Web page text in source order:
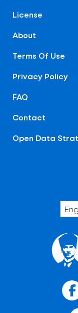
License
About
Terms Of Use
Privacy Policy
FAQ
Contact
Open Data